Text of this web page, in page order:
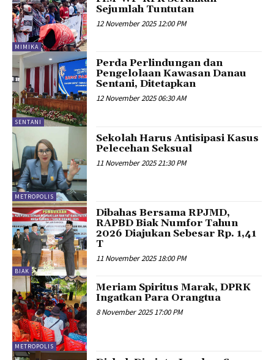
MIMIKA
Sejumlah Tuntutan
12 November 2025 12:00 PM
SENTANI
Perda Perlindungan dan
Pengelolaan Kawasan Danau
Sentani, Ditetapkan
12 November 2025 06:30 AM
METROPOLIS
Sekolah Harus Antisipasi Kasus
Pelecehan Seksual
11 November 2025 21:30 PM
BIAK
Dibahas Bersama RPJMD,
RAPBD Biak Numfor Tahun
2026 Diajukan Sebesar Rp. 1,41
T
11 November 2025 18:00 PM
METROPOLIS
Meriam Spiritus Marak, DPRK
Ingatkan Para Orangtua
8 November 2025 17:00 PM